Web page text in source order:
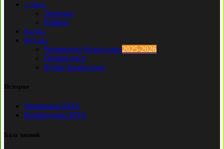
1 Лига
Тренеры
Рефери
Клубы
Футзал
Чемпионат Казахстана2025-2026
Первая лига
Кубок Казахстана
История
Чемпионы КПЛ
Бомбардиры КПЛ
База знаний